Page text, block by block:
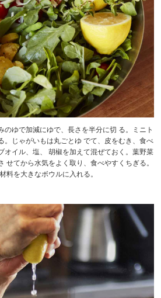
のゆで加減にゆで、長さを半分に切 る。ミニト
。じゃがいもは丸ごとゆ でて、皮をむき、食べ
オイル、塩、 胡椒を加えて混ぜておく。葉野菜
せてから水気をよく取り、食べやすくちぎる。
料を大きなボウルに入れる。